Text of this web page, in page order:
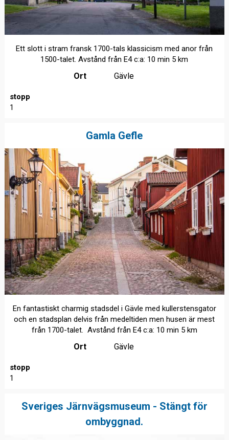
Ett slott i stram fransk 1700-tals klassicism med anor från
1500-talet. Avstånd från E4 c:a: 10 min 5 km
Ort Gävle
stopp
1
Gamla Gefle
En fantastiskt charmig stadsdel i Gävle med kullerstensgator
och en stadsplan delvis från medeltiden men husen är mest
från 1700-talet. Avstånd från E4 c:a: 10 min 5 km
Ort Gävle
stopp
1
Sveriges Järnvägsmuseum - Stängt för
ombyggnad.